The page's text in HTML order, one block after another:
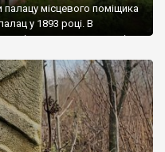
палацу місцевого поміщика
у 1893 році. В
містилася школа, потім
лікарню. Коли із
не […]